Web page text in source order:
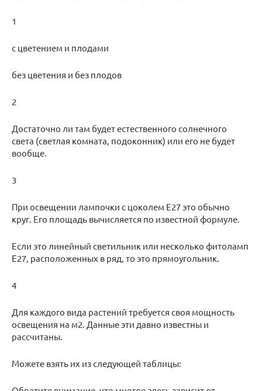
1
с цветением и плодами
без цветения и без плодов
2
Достаточно ли там будет естественного солнечного
света (светлая комната, подоконник) или его не будет
вообще.
3
При освещении лампочки с цоколем Е27 это обычно
круг. Его площадь вычисляется по известной формуле.
Если это линейный светильник или несколько фитоламп
Е27, расположенных в ряд, то это прямоугольник.
4
Для каждого вида растений требуется своя мощность
освещения на м2. Данные эти давно известны и
рассчитаны.
Можете взять их из следующей таблицы: